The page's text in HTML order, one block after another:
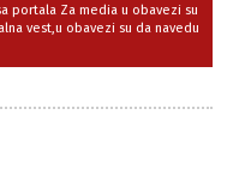
portala Za media u obavezi su
vest,u obavezi su da navedu